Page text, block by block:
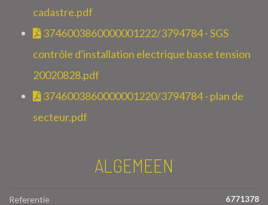
cadastre.pdf
3746003860000001222/3794784 - SGS
contrôle d'installation electrique basse tension
20020828.pdf
3746003860000001220/3794784 - plan de
secteur.pdf
ALGEMEEN
Referentie
6771378